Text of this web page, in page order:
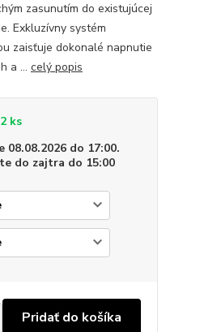
zasunutím do existujúcej
Exkluzívny systém
zaisťuje dokonalé napnutie
a ... celý popis
ks
08.08.2026 do 17:00.
do zajtra do 15:00
Pridať do košíka